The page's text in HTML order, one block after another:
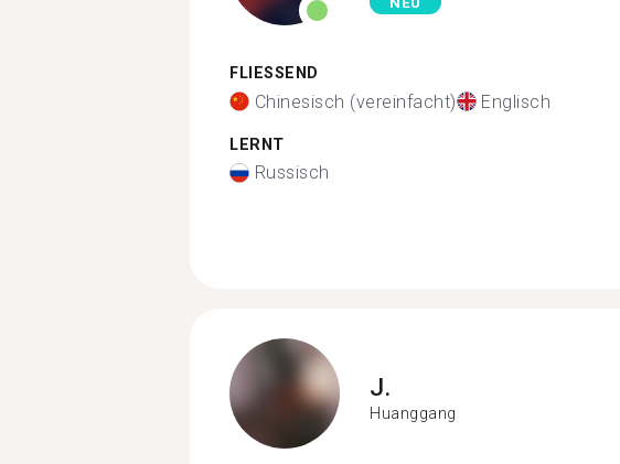
FLIESSEND
Chinesisch (vereinfacht) Englisch
LERNT
Russisch
J.
Huanggang